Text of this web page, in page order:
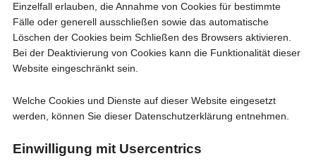
Einzelfall erlauben, die Annahme von Cookies für bestimmte
Fälle oder generell ausschließen sowie das automatische
Löschen der Cookies beim Schließen des Browsers aktivieren.
Bei der Deaktivierung von Cookies kann die Funktionalität dieser
Website eingeschränkt sein.
Welche Cookies und Dienste auf dieser Website eingesetzt
werden, können Sie dieser Datenschutzerklärung entnehmen.
Einwilligung mit Usercentrics